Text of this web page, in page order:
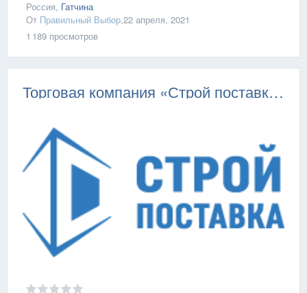
Россия, Гатчина
От Правильный Выбор,22 апреля, 2021
1 189 просмотров
Торговая компания «Строй поставка»